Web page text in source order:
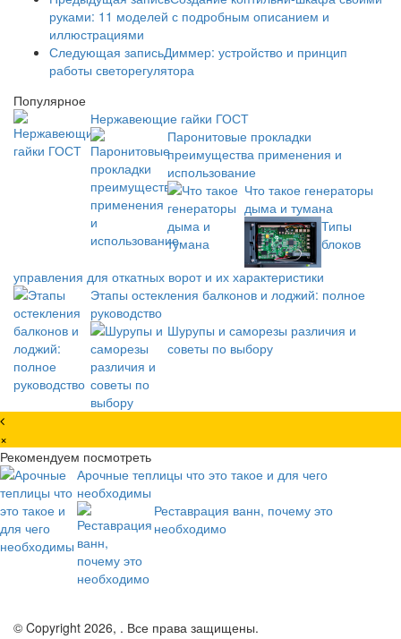
руками: 11 моделей с подробным описанием и
иллюстрациями
Следующая записьДиммер: устройство и принцип
работы светорегулятора
Популярное
Нержавеющие гайки ГОСТ
Паронитовые прокладки
преимущества применения и
использование
Что такое генераторы
дыма и тумана
Типы
блоков
управления для откатных ворот и их характеристики
Этапы остекления балконов и лоджий: полное
руководство
Шурупы и саморезы различия и
советы по выбору
×
Рекомендуем посмотреть
Арочные теплицы что это такое и для чего
необходимы
Реставрация ванн, почему это
необходимо
© Copyright 2026, . Все права защищены.